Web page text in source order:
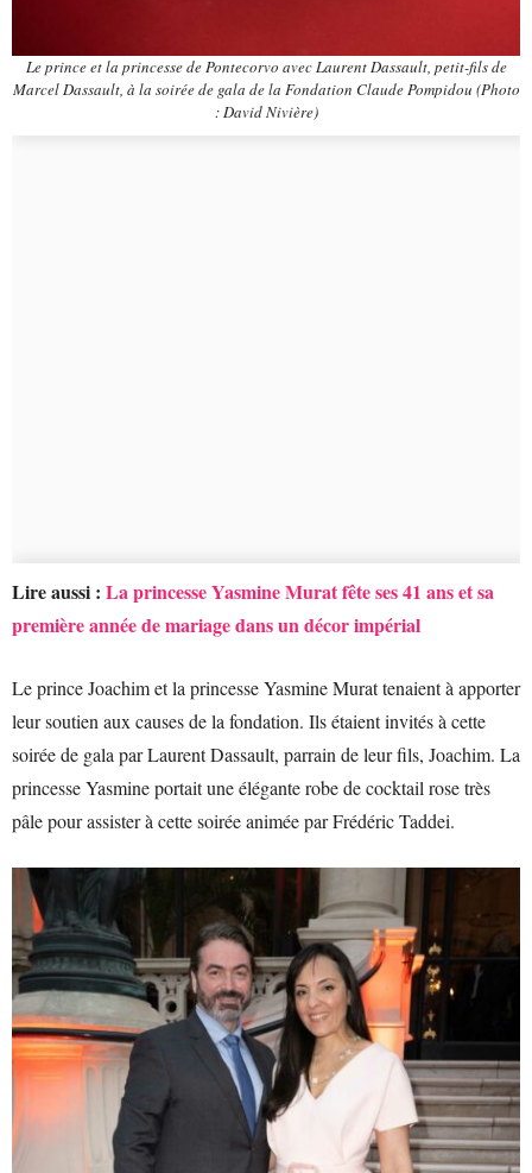
Le prince et la princesse de Pontecorvo avec Laurent Dassault, petit-fils de
Marcel Dassault, à la soirée de gala de la Fondation Claude Pompidou (Photo
: David Nivière)
Lire aussi : La princesse Yasmine Murat fête ses 41 ans et sa
première année de mariage dans un décor impérial
Le prince Joachim et la princesse Yasmine Murat tenaient à apporter
leur soutien aux causes de la fondation. Ils étaient invités à cette
soirée de gala par Laurent Dassault, parrain de leur fils, Joachim. La
princesse Yasmine portait une élégante robe de cocktail rose très
pâle pour assister à cette soirée animée par Frédéric Taddei.